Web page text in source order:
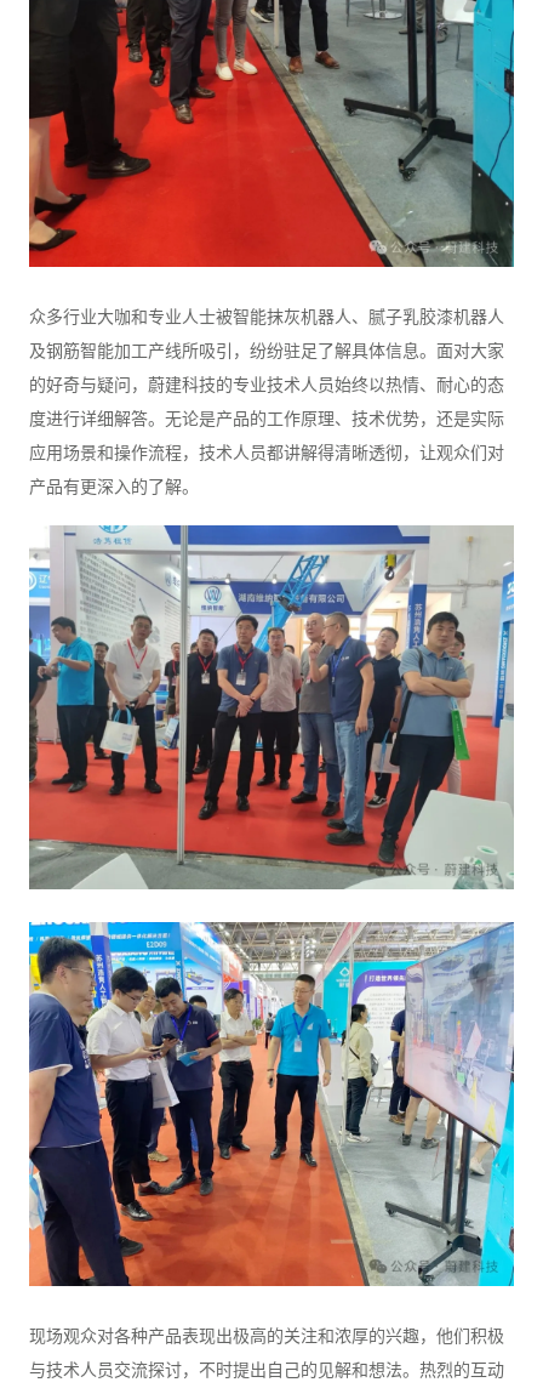
众多行业大咖和专业人士被智能抹灰机器人、腻子乳胶漆机器人
及钢筋智能加工产线所吸引，纷纷驻足了解具体信息。面对大家
的好奇与疑问，蔚建科技的专业技术人员始终以热情、耐心的态
度进行详细解答。无论是产品的工作原理、技术优势，还是实际
应用场景和操作流程，技术人员都讲解得清晰透彻，让观众们对
产品有更深入的了解。
现场观众对各种产品表现出极高的关注和浓厚的兴趣，他们积极
与技术人员交流探讨，不时提出自己的见解和想法。热烈的互动